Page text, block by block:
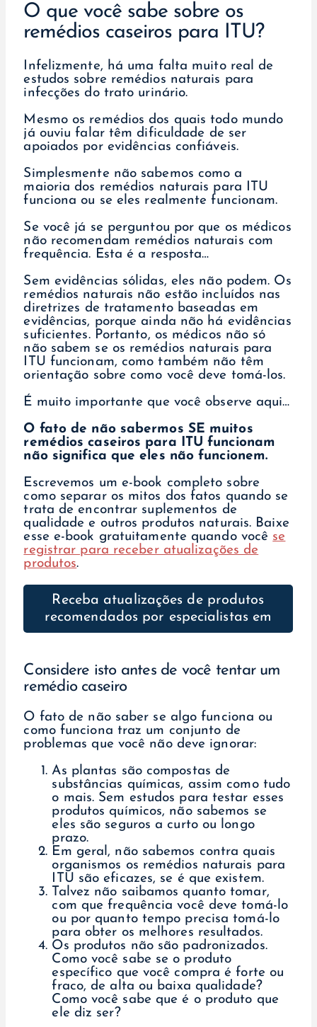
O que você sabe sobre os
remédios caseiros para ITU?
Infelizmente, há uma falta muito real de
estudos sobre remédios naturais para
infecções do trato urinário.
Mesmo os remédios dos quais todo mundo
já ouviu falar têm dificuldade de ser
apoiados por evidências confiáveis.
Simplesmente não sabemos como a
maioria dos remédios naturais para ITU
funciona ou se eles realmente funcionam.
Se você já se perguntou por que os médicos
não recomendam remédios naturais com
frequência. Esta é a resposta…
Sem evidências sólidas, eles não podem. Os
remédios naturais não estão incluídos nas
diretrizes de tratamento baseadas em
evidências, porque ainda não há evidências
suficientes. Portanto, os médicos não só
não sabem se os remédios naturais para
ITU funcionam, como também não têm
orientação sobre como você deve tomá-los.
É muito importante que você observe aqui…
O fato de não sabermos SE muitos
remédios caseiros para ITU funcionam
não significa que eles não funcionem.
Escrevemos um e-book completo sobre
como separar os mitos dos fatos quando se
trata de encontrar suplementos de
qualidade e outros produtos naturais. Baixe
esse e-book gratuitamente quando você se
registrar para receber atualizações de
produtos.
Receba atualizações de produtos
recomendados por especialistas em
Considere isto antes de você tentar um
remédio caseiro
O fato de não saber se algo funciona ou
como funciona traz um conjunto de
problemas que você não deve ignorar:
As plantas são compostas de
substâncias químicas, assim como tudo
o mais. Sem estudos para testar esses
produtos químicos, não sabemos se
eles são seguros a curto ou longo
prazo.
Em geral, não sabemos contra quais
organismos os remédios naturais para
ITU são eficazes, se é que existem.
Talvez não saibamos quanto tomar,
com que frequência você deve tomá-lo
ou por quanto tempo precisa tomá-lo
para obter os melhores resultados.
Os produtos não são padronizados.
Como você sabe se o produto
específico que você compra é forte ou
fraco, de alta ou baixa qualidade?
Como você sabe que é o produto que
ele diz ser?